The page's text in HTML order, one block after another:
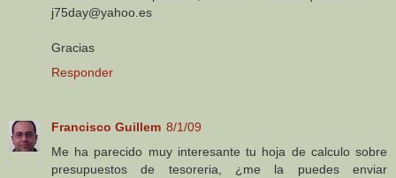
j75day@yahoo.es
Gracias
Responder
Francisco Guillem 8/1/09
Me ha parecido muy interesante tu hoja de calculo sobre
presupuestos de tesoreria, ¿me la puedes enviar